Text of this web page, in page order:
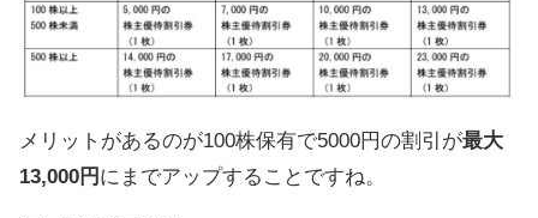
メリットがあるのが100株保有で5000円の割引が最大
13,000円 にまでアップすることですね。